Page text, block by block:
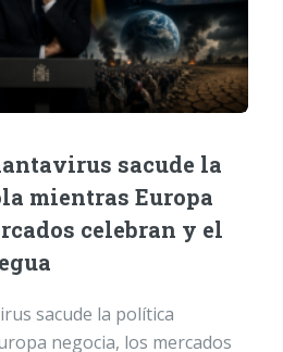
sacude la
mientras Europa
celebran y el
sacude la política
negocia, los mercados